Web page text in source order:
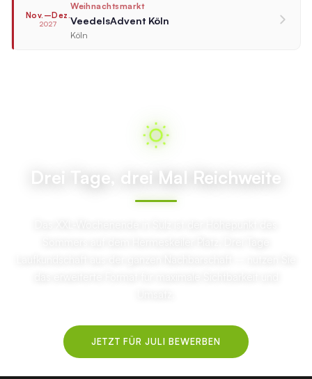
Nov.–Dez.
2027
Weihnachtsmarkt
VeedelsAdvent Köln
Köln
Drei Tage, drei Mal Reichweite
JETZT FÜR JULI BEWERBEN